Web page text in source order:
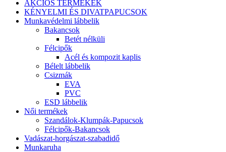
AKCIÓS TERMÉKEK
KÉNYELMI ÉS DIVATPAPUCSOK
Munkavédelmi lábbelik
Bakancsok
Betét nélküli
Félcipők
Acél és kompozit kaplis
Bélelt lábbelik
Csizmák
EVA
PVC
ESD lábbelik
Női termékek
Szandálok-Klumpák-Papucsok
Félcipők-Bakancsok
Vadászat-horgászat-szabadidő
Munkaruha